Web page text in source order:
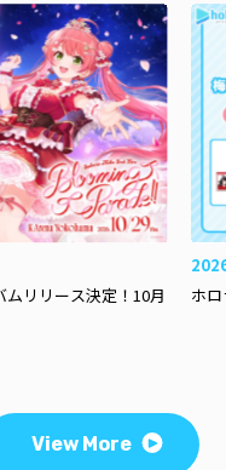
ムリリース決定！10月
ホ
View More